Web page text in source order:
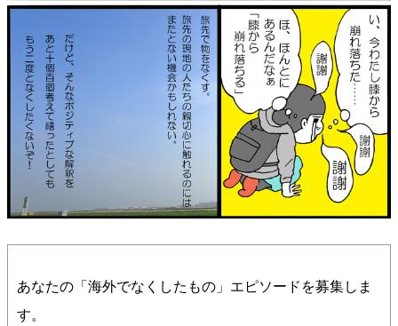
あなたの「海外でなくしたもの」エピソードを募集しま
す。